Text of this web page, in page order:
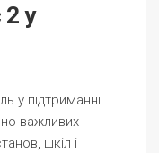
у
у підтриманні
важливих
шкіл і